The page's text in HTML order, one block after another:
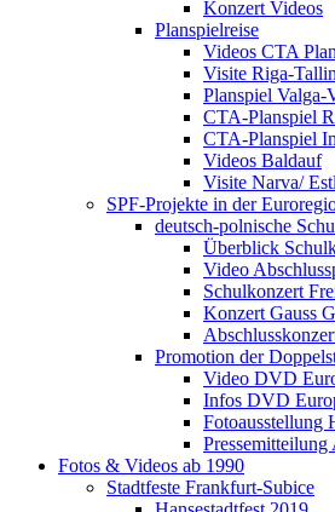
Konzert Videos
Planspielreise
Videos CTA
Visite Riga-
Planspiel Valga-
CTA-Planspiel
CTA-Planspiel
Videos Baldauf
Visite Narva/
SPF-Projekte in der
deutsch-polnische
Überblick
Video
Schulkonzert
Konzert Gauss
Promotion der
Video DVD
Infos DVD
Fotoausstellung
Fotos & Videos ab 1990
Stadtfeste Frankfurt-Subice